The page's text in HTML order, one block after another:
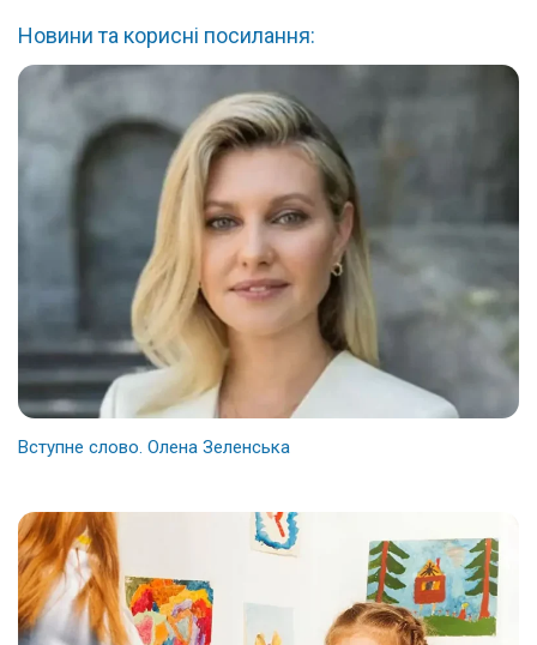
Новини та корисні посилання:
Вступне слово. Олена Зеленська